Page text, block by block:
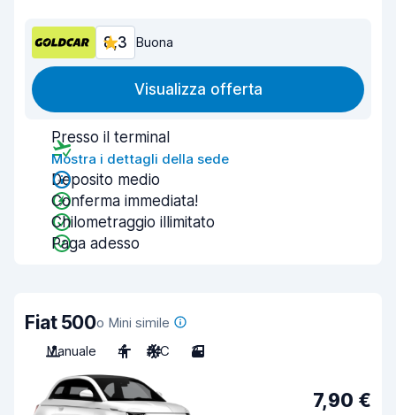
8,3 Buona
Visualizza offerta
Presso il terminal
Mostra i dettagli della sede
Deposito medio
Conferma immediata!
Chilometraggio illimitato
Paga adesso
Fiat 500o Mini simile
Manuale
4 A/C 3
7,90 €